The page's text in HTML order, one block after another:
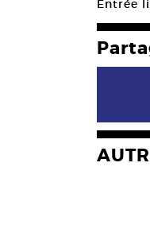
Entrée